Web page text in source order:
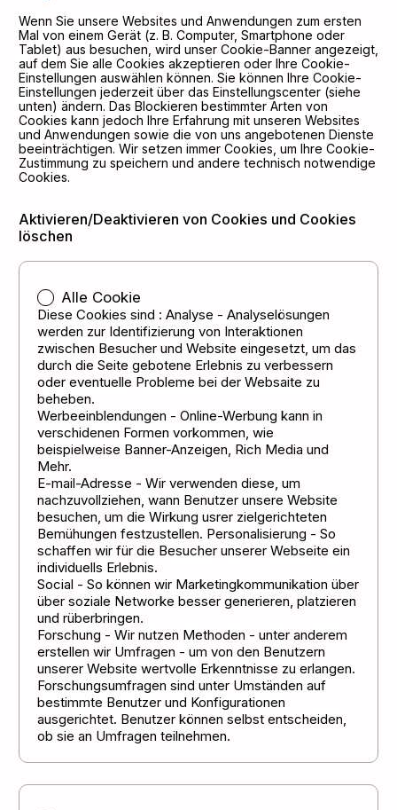
Wenn Sie unsere Websites und Anwendungen zum ersten
Mal von einem Gerät (z. B. Computer, Smartphone oder
Tablet) aus besuchen, wird unser Cookie-Banner angezeigt,
auf dem Sie alle Cookies akzeptieren oder Ihre Cookie-
Einstellungen auswählen können. Sie können Ihre Cookie-
Einstellungen jederzeit über das Einstellungscenter (siehe
unten) ändern. Das Blockieren bestimmter Arten von
Cookies kann jedoch Ihre Erfahrung mit unseren Websites
und Anwendungen sowie die von uns angebotenen Dienste
beeinträchtigen. Wir setzen immer Cookies, um Ihre Cookie-
Zustimmung zu speichern und andere technisch notwendige
Cookies.
Aktivieren/Deaktivieren von Cookies und Cookies
löschen
Alle Cookie
Diese Cookies sind : Analyse - Analyselösungen
werden zur Identifizierung von Interaktionen
zwischen Besucher und Website eingesetzt, um das
durch die Seite gebotene Erlebnis zu verbessern
oder eventuelle Probleme bei der Websaite zu
beheben.
Werbeeinblendungen - Online-Werbung kann in
verschidenen Formen vorkommen, wie
beispielweise Banner-Anzeigen, Rich Media und
Mehr.
E-mail-Adresse - Wir verwenden diese, um
nachzuvollziehen, wann Benutzer unsere Website
besuchen, um die Wirkung usrer zielgerichteten
Bemühungen festzustellen. Personalisierung - So
schaffen wir für die Besucher unserer Webseite ein
individuells Erlebnis.
Social - So können wir Marketingkommunikation über
über soziale Networke besser generieren, platzieren
und rüberbringen.
Forschung - Wir nutzen Methoden - unter anderem
erstellen wir Umfragen - um von den Benutzern
unserer Website wertvolle Erkenntnisse zu erlangen.
Forschungsumfragen sind unter Umständen auf
bestimmte Benutzer und Konfigurationen
ausgerichtet. Benutzer können selbst entscheiden,
ob sie an Umfragen teilnehmen.